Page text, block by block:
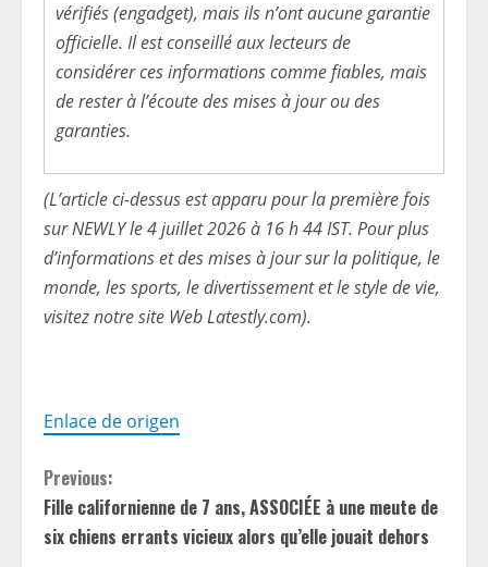
vérifiés (engadget), mais ils n’ont aucune garantie
officielle. Il est conseillé aux lecteurs de
considérer ces informations comme fiables, mais
de rester à l’écoute des mises à jour ou des
garanties.
(L’article ci-dessus est apparu pour la première fois
sur NEWLY le 4 juillet 2026 à 16 h 44 IST. Pour plus
d’informations et des mises à jour sur la politique, le
monde, les sports, le divertissement et le style de vie,
visitez notre site Web Latestly.com).
Enlace de origen
C
o
Previous:
Fille californienne de 7 ans, ASSOCIÉE à une meute de
six chiens errants vicieux alors qu’elle jouait dehors